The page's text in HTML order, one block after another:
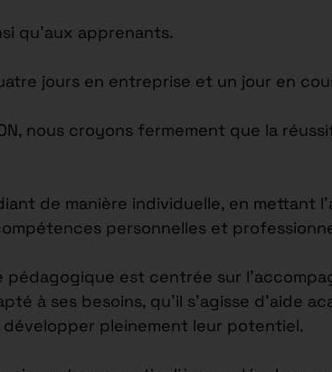
qu’aux apprenants.
jours en entreprise et un jour en
nous croyons fermement que la
de manière individuelle, en mettant
personnelles et
pédagogique est centrée sur
à ses besoins, qu’il s’agisse d’aide
pleinement leur potentiel.